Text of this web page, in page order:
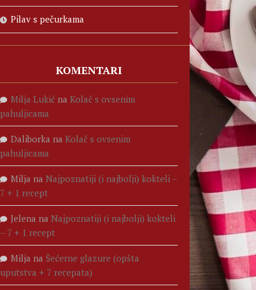
Pilav s pečurkama
KOMENTARI
Milja Lukić na Kolač s ovsenim
pahuljicama
Daliborka na Kolač s ovsenim
pahuljicama
Milja na Najpoznatiji (i najbolji) kokteli –
7 + 1 recept
Jelena na Najpoznatiji (i najbolji) kokteli
– 7 + 1 recept
Milja na Šećerne glazure (opšta
uputstva + 7 recepata)